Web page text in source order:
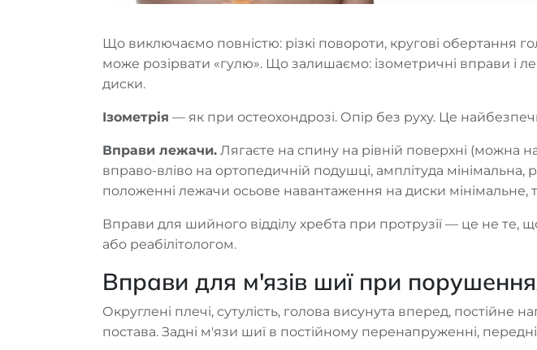
Що виключаємо повністю: різкі повороти, кругові обертання
може розірвати «гулю». Що залишаємо: ізометричні вправи і
диски.
Ізометрія — як при остеохондрозі. Опір без руху. Це
Вправи лежачи. Лягаєте на спину на рівній поверхні (можна
вправо-вліво на ортопедичній подушці, амплітуда
положенні лежачи осьове навантаження на диски
Вправи для шийного відділу хребта при протрузії — це не те,
або реабілітологом.
Вправи для м'язів шиї при
Округлені плечі, сутулість, голова висунута вперед,
постава. Задні м'язи шиї в постійному перенапруженні, передні